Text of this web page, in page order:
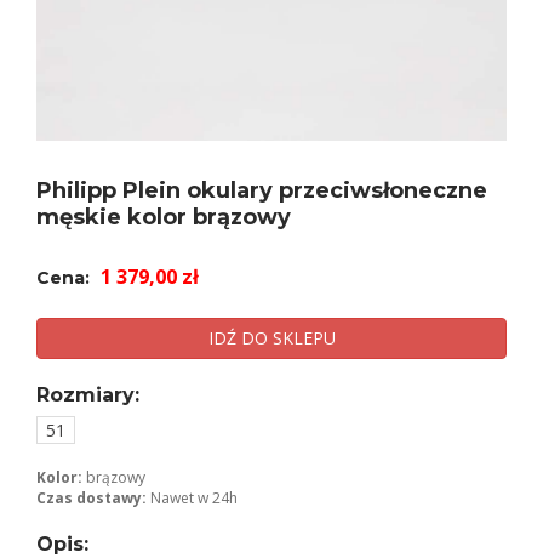
Philipp Plein okulary przeciwsłoneczne
męskie kolor brązowy
Cena: 1 379,00 zł
IDŹ DO SKLEPU
Rozmiary:
51
Kolor: brązowy
Czas dostawy: Nawet w 24h
Opis: